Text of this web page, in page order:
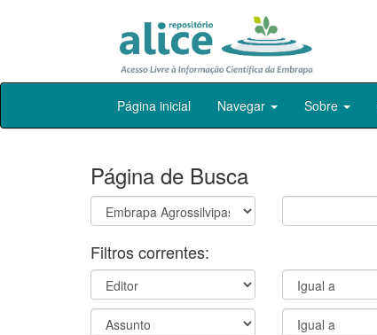
Skip
Página inicial Navegar Sobre
Página de Busca
Filtros correntes: